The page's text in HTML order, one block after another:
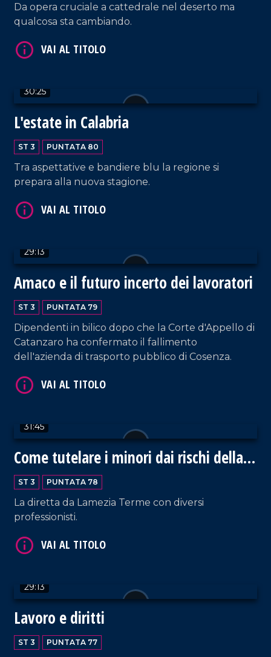
Da opera cruciale a cattedrale nel deserto ma
qualcosa sta cambiando.
30:25
L'estate in Calabria
ST 3 PUNTATA 80
Tra aspettative e bandiere blu la regione si
prepara alla nuova stagione.
29:13
Amaco e il futuro incerto dei lavoratori
ST 3 PUNTATA 79
Dipendenti in bilico dopo che la Corte d'Appello di
Catanzaro ha confermato il fallimento
dell'azienda di trasporto pubblico di Cosenza.
31:45
Come tutelare i minori dai rischi della
Rete
ST 3 PUNTATA 78
La diretta da Lamezia Terme con diversi
professionisti.
29:13
Lavoro e diritti
ST 3 PUNTATA 77
VAI AL TITOLO
VAI AL TITOLO
VAI AL TITOLO
VAI AL TITOLO